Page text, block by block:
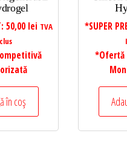
50,00 lei TVA
în coș
*SUPER
*Ofertă